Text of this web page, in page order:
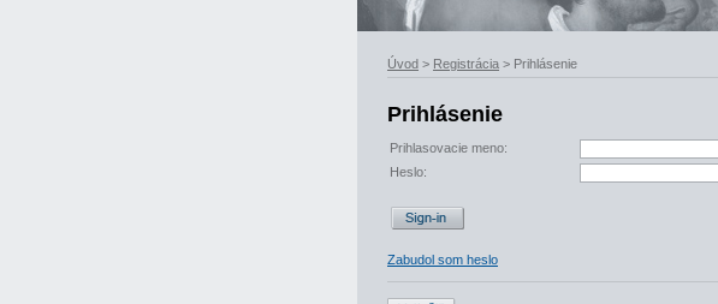
Úvod > Registrácia > Prihlásenie
Prihlásenie
Prihlasovacie meno:
Heslo:
Zabudol som heslo